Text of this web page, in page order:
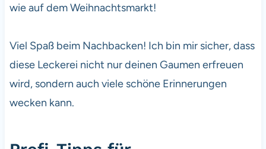
wie auf dem Weihnachtsmarkt!
Viel Spaß beim Nachbacken! Ich bin mir sicher, dass
diese Leckerei nicht nur deinen Gaumen erfreuen
wird, sondern auch viele schöne Erinnerungen
wecken kann.